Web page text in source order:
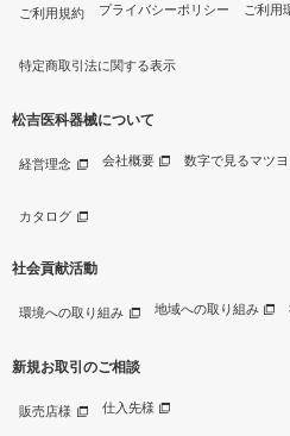
ご利用規約 プライバシーポリシー ご利用
特定商取引法に関する表示
松吉医科器械について
経営理念 会社概要 数字で見るマツヨ
カタログ
社会貢献活動
環境への取り組み 地域への取り組み
新規お取引のご相談
販売店様 仕入先様